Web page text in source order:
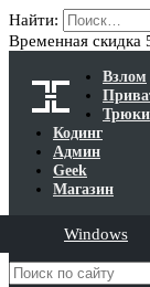
Найти:
Временная скидка
Взлом
Трюки
Кодинг
Админ
Geek
Магазин
Windows